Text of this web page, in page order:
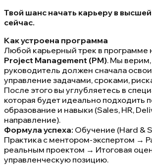
Твой шанс начать карьеру в
сейчас.
Как устроена программа
Любой карьерный трек в программе
Project Management (PM). Мы
руководитель должен сначала
управление задачами, сроками,
После этого вы углубляетесь в
которая будет идеально подходить
образование и навыки (Sales, HR,
направление).
Формула успеха: Обучение (Hard &
Практика с ментором-экспертом →
реальным проектом → Итоговая
управленческую позицию.